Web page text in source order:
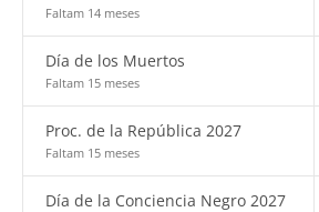
Faltam 14 meses
Día de los Muertos
Faltam 15 meses
Proc. de la República 2027
Faltam 15 meses
Día de la Conciencia Negro 2027